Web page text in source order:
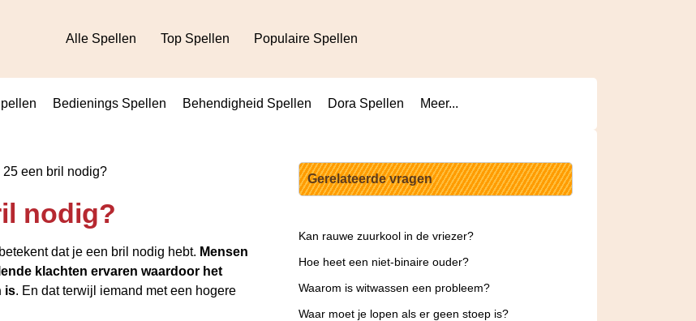
Alle Spellen Top Spellen Populaire Spellen
Bedienings Spellen Behendigheid Spellen Dora Spellen Meer...
25 een bril nodig?
nodig?
dat je een bril nodig hebt. Mensen
klachten ervaren waardoor het
is. En dat terwijl iemand met een hogere
Gerelateerde vragen
Kan rauwe zuurkool in de vriezer?
Hoe heet een niet-binaire ouder?
Waarom is witwassen een probleem?
Waar moet je lopen als er geen stoep is?